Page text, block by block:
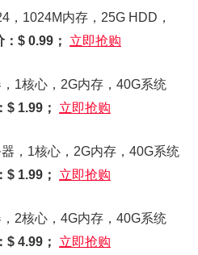
，1024M内存，25G HDD，
$ 0.99； 立即抢购
1核心，2G内存，40G系统
$ 1.99； 立即抢购
，1核心，2G内存，40G系统
$ 1.99； 立即抢购
2核心，4G内存，40G系统
$ 4.99； 立即抢购